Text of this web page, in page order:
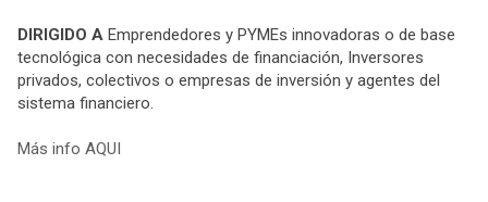
DIRIGIDO A Emprendedores y PYMEs innovadoras o de base
tecnológica con necesidades de financiación, Inversores
privados, colectivos o empresas de inversión y agentes del
sistema financiero.
Más info AQUI